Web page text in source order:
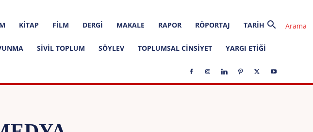
KITAP FILM DERGI MAKALE RAPOR RÖPORTAJ TARIH
SIVIL TOPLUM SÖYLEV TOPLUMSAL CINSIYET YARGI ETIĞI